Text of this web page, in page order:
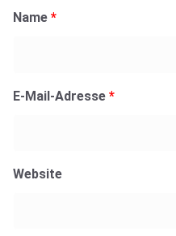
Name *
E-Mail-Adresse *
Website